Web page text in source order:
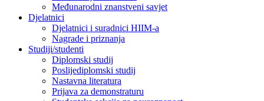
Međunarodni znanstveni savjet
Djelatnici
Djelatnici i suradnici HIIM-a
Nagrade i priznanja
Studiji/studenti
Diplomski studij
Poslijediplomski studij
Nastavna literatura
Prijava za demonstraturu